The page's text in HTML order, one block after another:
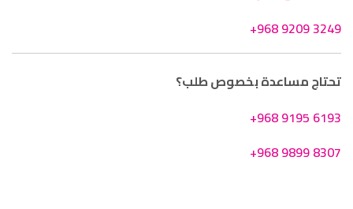
+968 9209 3249
تحتاج مساعدة بخصوص طلب؟
+968 9195 6193
+968 9899 8307